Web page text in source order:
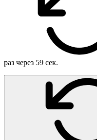
раз через 59 сек.